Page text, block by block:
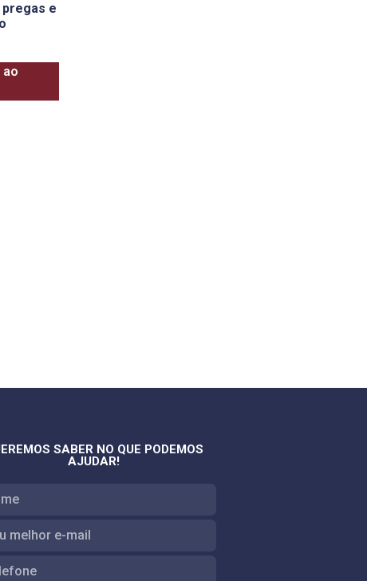
e
ao
SABER NO QUE PODEMOS
AJUDAR!